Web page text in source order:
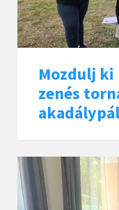
Mozdulj ki
zenés